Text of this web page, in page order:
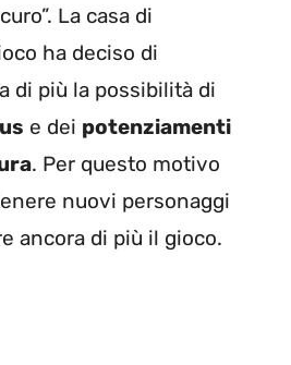
La casa di
ha deciso di
di più la possibilità di
e dei potenziamenti
. Per questo motivo
nuovi personaggi
ancora di più il gioco.